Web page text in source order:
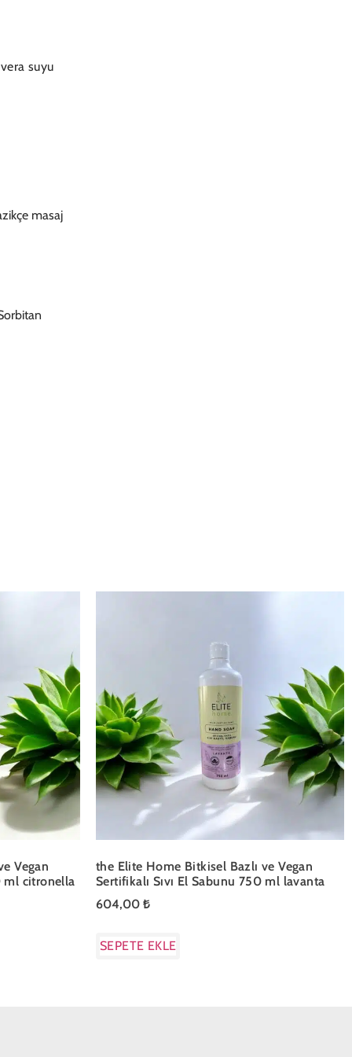
suyu
masaj
Vegan
ml citronella
the Elite Home Bitkisel Bazlı ve Vegan
Sertifikalı Sıvı El Sabunu 750 ml lavanta
604,00 ₺
SEPETE EKLE